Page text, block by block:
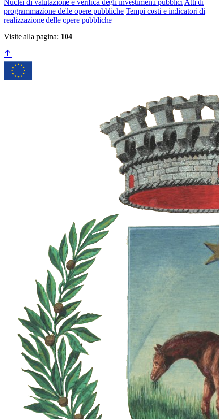
Nuclei di valutazione e verifica degli investimenti pubblici Atti di
programmazione delle opere pubbliche Tempi costi e indicatori di
realizzazione delle opere pubbliche
Visite alla pagina: 104